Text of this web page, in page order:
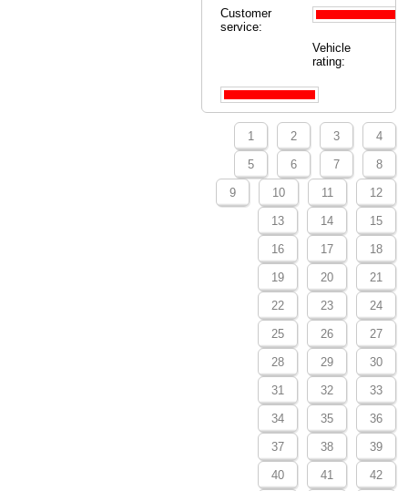
Customer
service:
Vehicle
rating:
1 2 3 4
5 6 7 8
9 10 11 12
13 14 15
16 17 18
19 20 21
22 23 24
25 26 27
28 29 30
31 32 33
34 35 36
37 38 39
40 41 42